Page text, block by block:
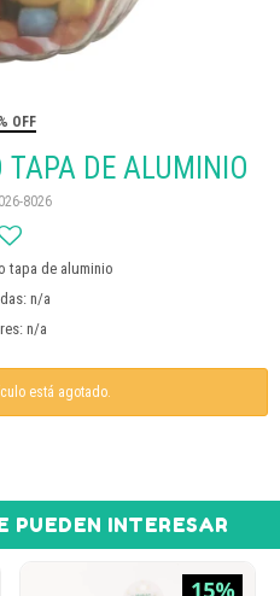
OFF
TAPA DE ALUMINIO
8026
tapa de aluminio
n/a
n/a
está agotado.
PUEDEN INTERESAR